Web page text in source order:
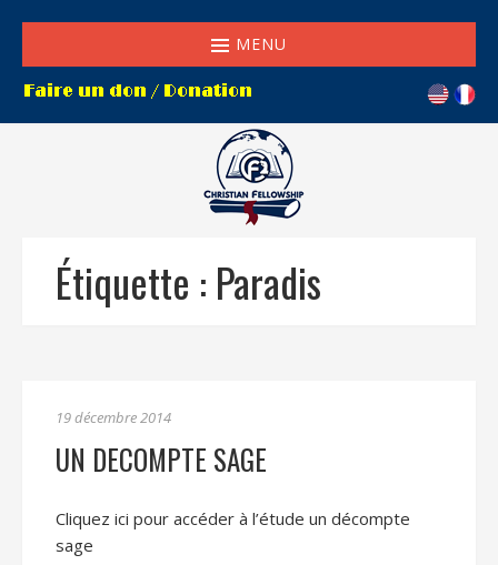
MENU
Étiquette : Paradis
19 décembre 2014
UN DECOMPTE SAGE
Cliquez ici pour accéder à l’étude un décompte
sage